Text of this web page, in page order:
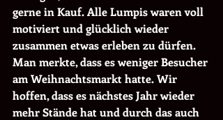
gerne in Kauf. Alle Lumpis waren voll
motiviert und glücklich wieder
zusammen etwas erleben zu dürfen.
Man merkte, dass es weniger Besucher
am Weihnachtsmarkt hatte. Wir
hoffen, dass es nächstes Jahr wieder
mehr Stände hat und durch das auch